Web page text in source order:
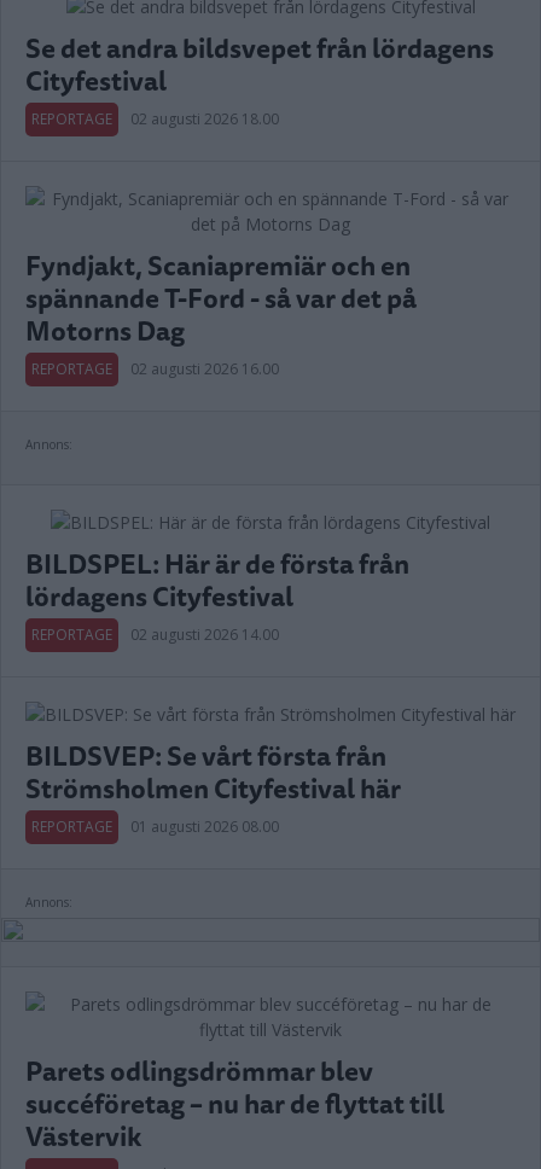
Se det andra bildsvepet från lördagens
Cityfestival
REPORTAGE 02 augusti 2026 18.00
Fyndjakt, Scaniapremiär och en
spännande T-Ford - så var det på
Motorns Dag
REPORTAGE 02 augusti 2026 16.00
Annons:
BILDSPEL: Här är de första från
lördagens Cityfestival
REPORTAGE 02 augusti 2026 14.00
BILDSVEP: Se vårt första från
Strömsholmen Cityfestival här
REPORTAGE 01 augusti 2026 08.00
Annons:
Parets odlingsdrömmar blev
succéföretag – nu har de flyttat till
Västervik